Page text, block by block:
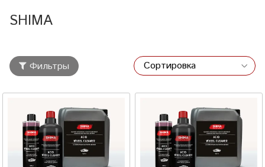
SHIMA
Фильтры